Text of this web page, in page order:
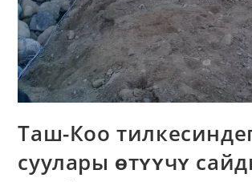
Таш-Коо
суулары ɵтʏʏчʏ